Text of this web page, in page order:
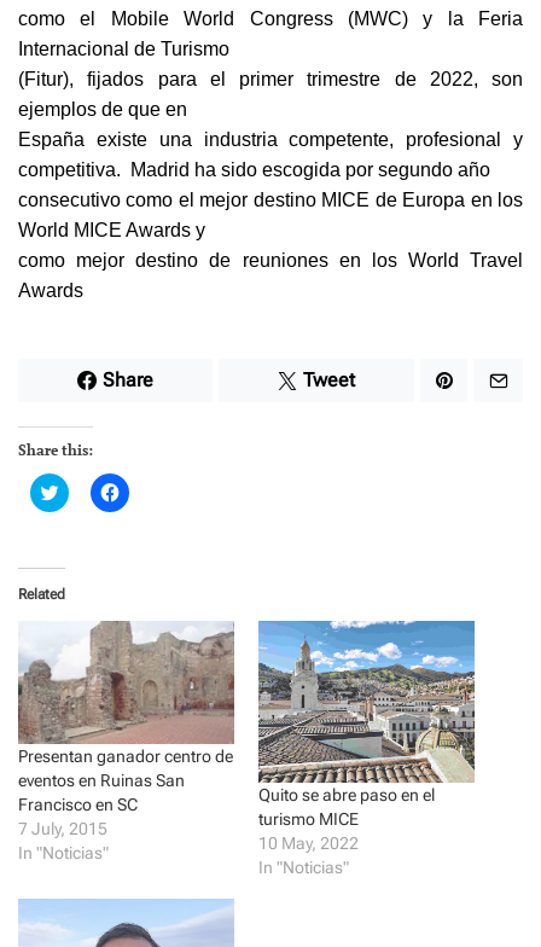
como el Mobile World Congress (MWC) y la Feria
Internacional de Turismo
(Fitur), fijados para el primer trimestre de 2022, son
ejemplos de que en
España existe una industria competente, profesional y
competitiva. Madrid ha sido escogida por segundo año
consecutivo como el mejor destino MICE de Europa en los
World MICE Awards y
como mejor destino de reuniones en los World Travel
Awards
Share Tweet
Share this:
C
l
t
o
s
o
n
T
w
i
t
t
e
r
O
p
e
s
n
C
l
a
r
e
o
n
F
a
c
e
b
o
o
k
n
i
Related
Presentan ganador centro de
eventos en Ruinas San
Francisco en SC
7 July, 2015
In "Noticias"
Quito se abre paso en el
turismo MICE
10 May, 2022
In "Noticias"